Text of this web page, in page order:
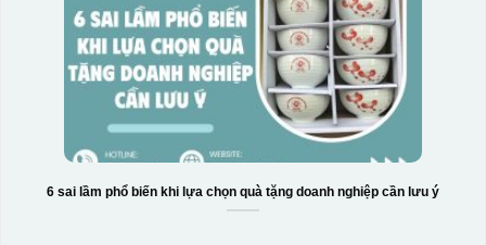
6 sai lầm phổ biến khi lựa chọn quà tặng doanh nghiệp cần lưu ý